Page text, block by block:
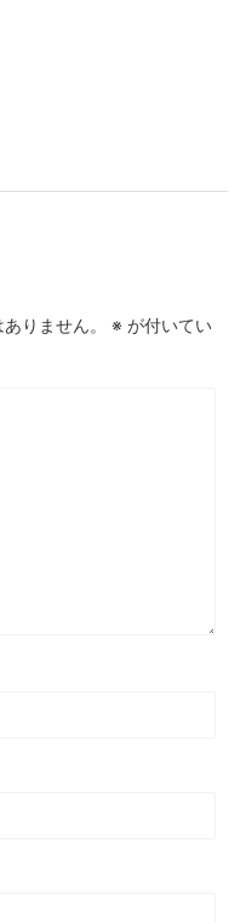
りません。 ※ が付いてい